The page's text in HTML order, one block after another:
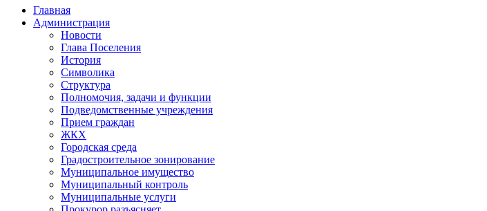
Главная
Администрация
Новости
Глава Поселения
История
Символика
Структура
Полномочия, задачи и функции
Подведомственные учреждения
Прием граждан
ЖКХ
Городская среда
Градостроительное зонирование
Муниципальное имущество
Муниципальный контроль
Муниципальные услуги